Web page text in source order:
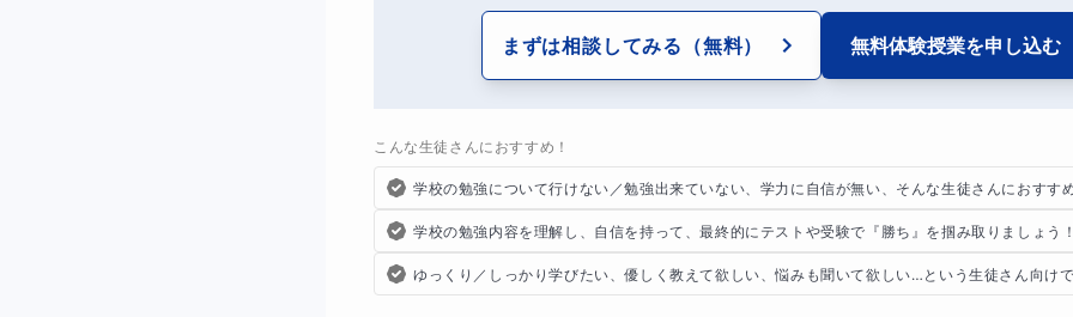
まずは相談してみる （無料） 無料体験授業を申し込む
こんな生徒さんにおすすめ！
学校の勉強について行けない／勉強出来ていない、学力に自信が無い、そんな生徒さんにおすす
学校の勉強内容を理解し、自信を持って、最終的にテストや受験で『勝ち』を掴み取りましょう
ゆっくり／しっかり学びたい、優しく教えて欲しい、悩みも聞いて欲しい…という生徒さん向け